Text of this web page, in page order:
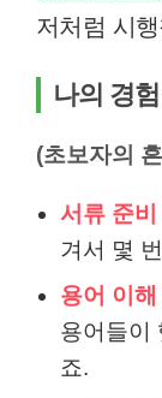
저처럼 시
나의 경험
(초보자의
서류 준
겨서 몇
용어 이
용어들이
죠.